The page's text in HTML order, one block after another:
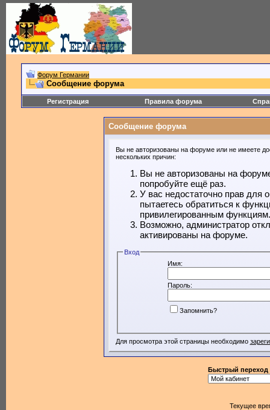
Форум Германии
Сообщение форума
Регистрация Правила форума
Сообщение форума
Вы не авторизованы на форуме или не имеете
нескольких причин:
Вы не авторизованы на
попробуйте ещё раз.
У вас недостаточно прав для
пытаетесь обратиться к
привилегированным функциям.
Возможно, администратор
активированы на форуме.
Вход
Имя:
Пароль:
Запомнить?
Для просмотра этой страницы необходимо
Быстрый переход
Текущее